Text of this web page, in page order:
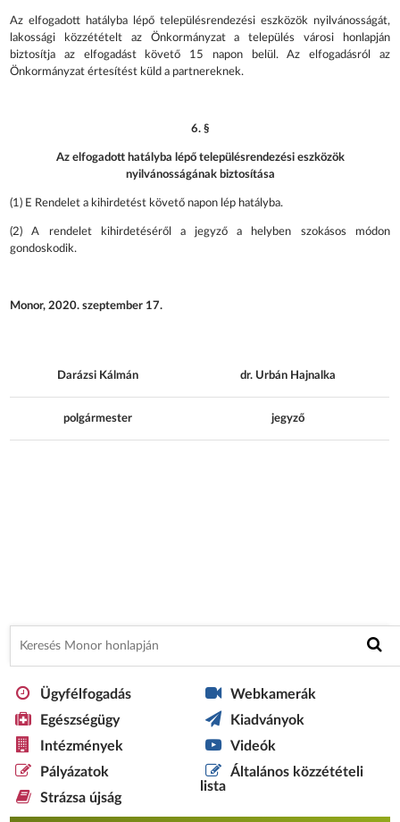
Az elfogadott hatályba lépő településrendezési eszközök nyilvánosságát,
lakossági közzétételt az Önkormányzat a település városi honlapján
biztosítja az elfogadást követő 15 napon belül. Az elfogadásról az
Önkormányzat értesítést küld a partnereknek.
6. §
Az elfogadott hatályba lépő településrendezési eszközök
nyilvánosságának biztosítása
(1) E Rendelet a kihirdetést követő napon lép hatályba.
(2) A rendelet kihirdetéséről a jegyző a helyben szokásos módon
gondoskodik.
Monor, 2020. szeptember 17.
Darázsi Kálmán dr. Urbán Hajnalka
polgármester jegyző
Ügyfélfogadás
Egészségügy
Intézmények
Pályázatok
Strázsa újság
Webkamerák
Kiadványok
Videók
Általános közzétételi
lista